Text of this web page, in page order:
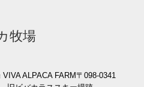
牧場
ALPACA FARM〒098-0341